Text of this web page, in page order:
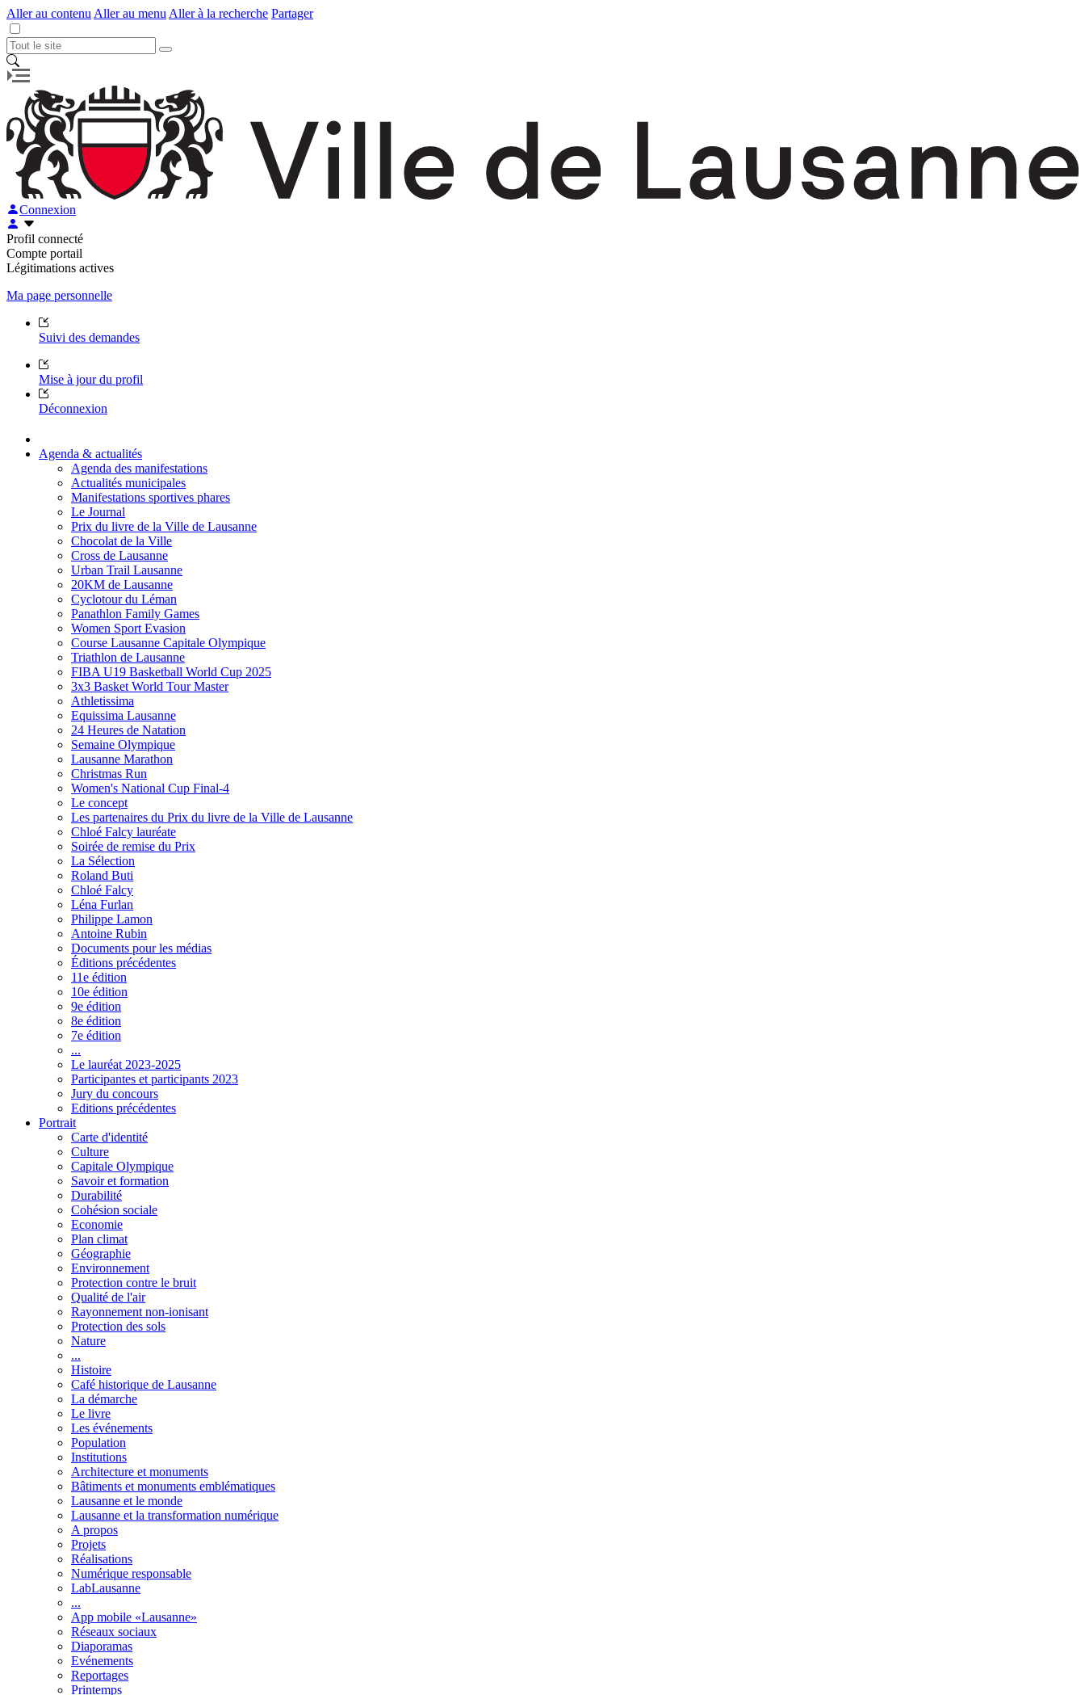
Aller au contenu Aller au menu Aller à la recherche Partager
Connexion
Profil connecté
Compte portail
Légitimations actives
Ma page personnelle
Suivi des demandes
Mise à jour du profil
Déconnexion
Agenda & actualités
Agenda des manifestations
Actualités municipales
Manifestations sportives phares
Le Journal
Prix du livre de la Ville de Lausanne
Chocolat de la Ville
Cross de Lausanne
Urban Trail Lausanne
20KM de Lausanne
Cyclotour du Léman
Panathlon Family Games
Women Sport Evasion
Course Lausanne Capitale Olympique
Triathlon de Lausanne
FIBA U19 Basketball World Cup 2025
3x3 Basket World Tour Master
Athletissima
Equissima Lausanne
24 Heures de Natation
Semaine Olympique
Lausanne Marathon
Christmas Run
Women's National Cup Final-4
Le concept
Les partenaires du Prix du livre de la Ville de Lausanne
Chloé Falcy lauréate
Soirée de remise du Prix
La Sélection
Roland Buti
Chloé Falcy
Léna Furlan
Philippe Lamon
Antoine Rubin
Documents pour les médias
Éditions précédentes
11e édition
10e édition
9e édition
8e édition
7e édition
...
Le lauréat 2023-2025
Participantes et participants 2023
Jury du concours
Editions précédentes
Portrait
Carte d'identité
Culture
Capitale Olympique
Savoir et formation
Durabilité
Cohésion sociale
Economie
Plan climat
Géographie
Environnement
Protection contre le bruit
Qualité de l'air
Rayonnement non-ionisant
Protection des sols
Nature
...
Histoire
Café historique de Lausanne
La démarche
Le livre
Les événements
Population
Institutions
Architecture et monuments
Bâtiments et monuments emblématiques
Lausanne et le monde
Lausanne et la transformation numérique
A propos
Projets
Réalisations
Numérique responsable
LabLausanne
...
App mobile «Lausanne»
Réseaux sociaux
Diaporamas
Evénements
Reportages
Printemps